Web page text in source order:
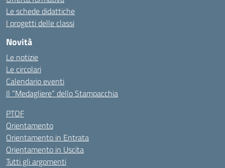
Le schede didattiche
I progetti delle classi
Novità
Le notizie
Le circolari
Calendario eventi
Il “Medagliere” dello Stampacchia
PTOF
Orientamento
Orientamento in Entrata
Orientamento in Uscita
Tutti gli argomenti